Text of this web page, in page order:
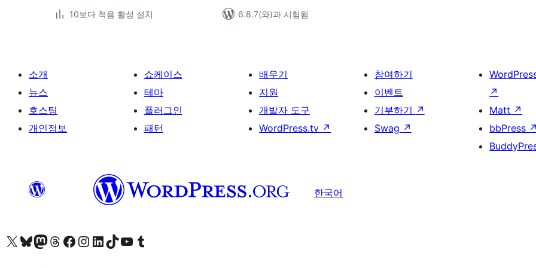
10보다 적음 활성 설치
6.8.7(와)과 시험됨
소개
뉴스
호스팅
개인정보
쇼케이스
테마
플러그인
패턴
배우기
지원
개발자 도구
WordPress.tv ↗
참여하기
이벤트
기부하기 ↗
Swag ↗
↗
Matt ↗
bbPress ↗
한국어
X(이전 트위터) 계정 방문하기블루스카이 계정 방문하기마스토돈 계정 방문하기스레드 계정 방문하기 페이스북 페이지 방문하기인스타그램 계정 방문하기 LinkedIn 계정 방문하기틱톡 계정 방문하기유튜브 채널 방문하기 텀블러 계정 방문하기